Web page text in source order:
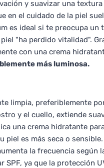
y suavizar una
en el cuidado de la piel
es ideal si te preocupa
"ha perdido vitalidad".
con una crema
más luminosa.
limpia, preferiblemente
y el cuello, extiende
una crema hidratante
es más seca o
la frecuencia según
ya que la protección